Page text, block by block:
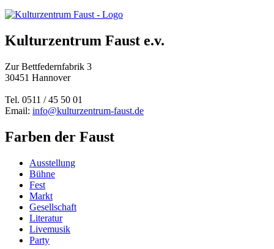
Kulturzentrum Faust e.v.
Zur Bettfedernfabrik 3
30451 Hannover
Tel. 0511 / 45 50 01
Email: info@kulturzentrum-faust.de
Farben der Faust
Ausstellung
Bühne
Fest
Markt
Gesellschaft
Literatur
Livemusik
Party